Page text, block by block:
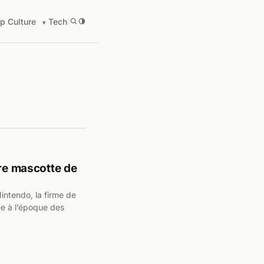
Culture Tech/
mascotte de
la firme de
à l’époque des